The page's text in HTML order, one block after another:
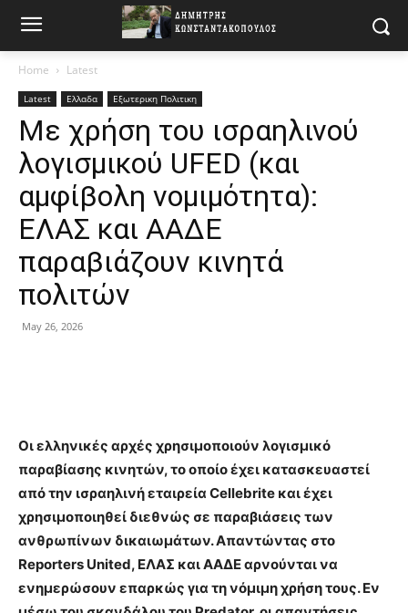
Home Latest
Latest Ελλαδα Εξωτερικη Πολιτικη
Με χρήση του ισραηλινού
λογισμικού UFED (και
αμφίβολη νομιμότητα):
ΕΛΑΣ και ΑΑΔΕ
παραβιάζουν κινητά
πολιτών
May 26, 2026
Οι ελληνικές αρχές χρησιμοποιούν λογισμικό
παραβίασης κινητών, το οποίο έχει κατασκευαστεί
από την ισραηλινή εταιρεία Cellebrite και έχει
χρησιμοποιηθεί διεθνώς σε παραβιάσεις των
ανθρωπίνων δικαιωμάτων. Απαντώντας στο
Reporters United, ΕΛΑΣ και ΑΑΔΕ αρνούνται να
ενημερώσουν επαρκώς για τη νόμιμη χρήση τους. Εν